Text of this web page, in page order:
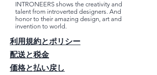
INTRONEERS shows the creativity and
talent from introverted designers. And
honor to their amazing design, art and
invention to world.
利用規約とポリシー
配送と税金
価格と払い戻し